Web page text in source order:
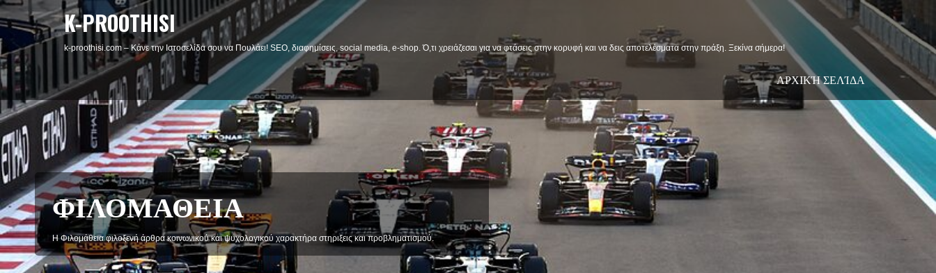
K-PROOTHISI
k-proothisi.com – Κάνε την Ιστοσελίδα σου να Πουλάει! SEO, διαφημίσεις, social media, e-shop. Ό,τι χρειάζεσαι για να φτάσεις στην κορυφή και να δεις αποτελέσματα στην πράξη. Ξεκίνα σήμερα!
ΑΡΧΙΚΉ ΣΕΛΊΔΑ
ΦΙΛΟΜΑΘΕΙΑ
Η Φιλομάθεια φιλοξενή άρθρα κοινωνικού και ψυχολογικού χαρακτήρα στηριξεις και προβληματισμού.